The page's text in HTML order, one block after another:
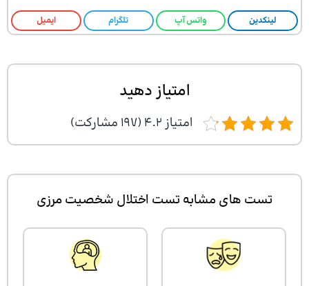
لینکدین واتس آپ تلگرام ایمیل
امتیاز دهید
امتیاز 4.2 (197 مشارکت)
تست های مشابه تست اختلال شخصیت مرزی